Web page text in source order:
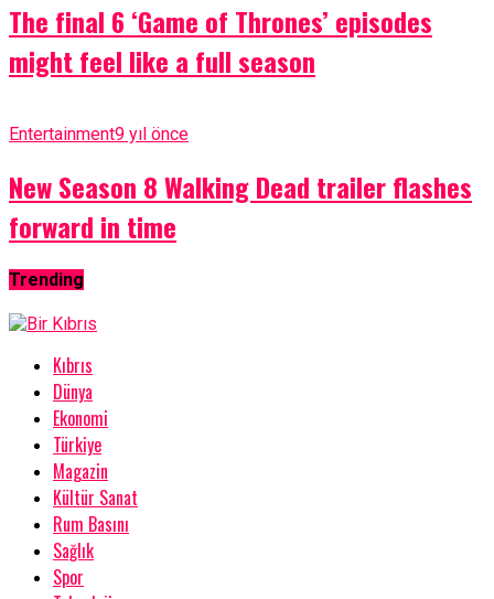
The final 6 ‘Game of Thrones’ episodes
might feel like a full season
Entertainment9 yıl önce
New Season 8 Walking Dead trailer flashes
forward in time
Trending
Kıbrıs
Dünya
Ekonomi
Türkiye
Magazin
Kültür Sanat
Rum Basını
Sağlık
Spor